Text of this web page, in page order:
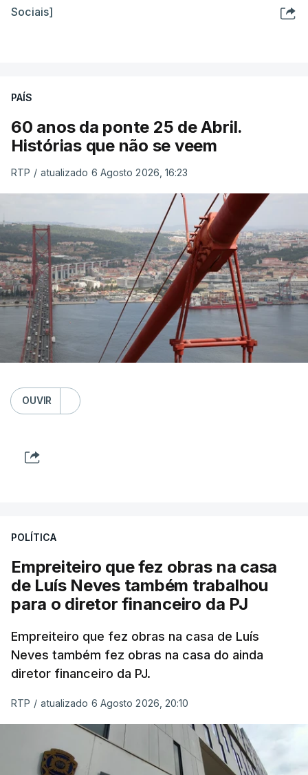
Sociais]
PAÍS
60 anos da ponte 25 de Abril.
Histórias que não se veem
RTP / atualizado 6 Agosto 2026, 16:23
OUVIR
POLÍTICA
Empreiteiro que fez obras na casa
de Luís Neves também trabalhou
para o diretor financeiro da PJ
Empreiteiro que fez obras na casa de Luís
Neves também fez obras na casa do ainda
diretor financeiro da PJ.
RTP / atualizado 6 Agosto 2026, 20:10